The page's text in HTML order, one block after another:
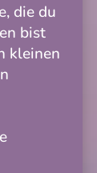
die du
bist
kleinen